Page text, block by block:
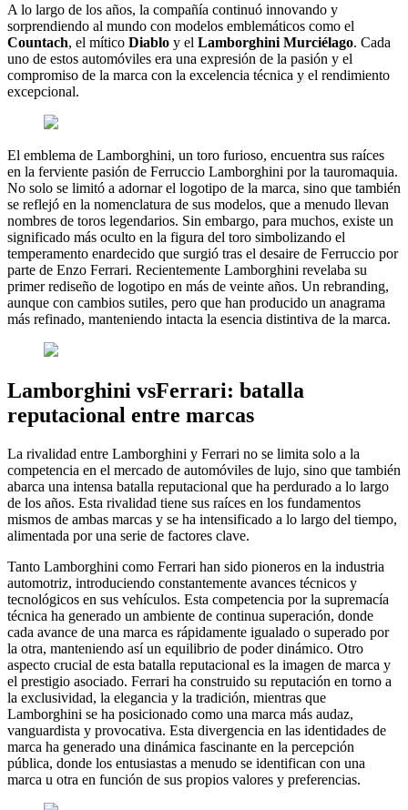
A lo largo de los años, la compañía continuó innovando y
sorprendiendo al mundo con modelos emblemáticos como el
Countach, el mítico Diablo y el Lamborghini Murciélago. Cada
uno de estos automóviles era una expresión de la pasión y el
compromiso de la marca con la excelencia técnica y el rendimiento
excepcional.
El emblema de Lamborghini, un toro furioso, encuentra sus raíces
en la ferviente pasión de Ferruccio Lamborghini por la tauromaquia.
No solo se limitó a adornar el logotipo de la marca, sino que también
se reflejó en la nomenclatura de sus modelos, que a menudo llevan
nombres de toros legendarios. Sin embargo, para muchos, existe un
significado más oculto en la figura del toro simbolizando el
temperamento enardecido que surgió tras el desaire de Ferruccio por
parte de Enzo Ferrari. Recientemente Lamborghini revelaba su
primer rediseño de logotipo en más de veinte años. Un rebranding,
aunque con cambios sutiles, pero que han producido un anagrama
más refinado, manteniendo intacta la esencia distintiva de la marca.
Lamborghini vsFerrari: batalla
reputacional entre marcas
La rivalidad entre Lamborghini y Ferrari no se limita solo a la
competencia en el mercado de automóviles de lujo, sino que también
abarca una intensa batalla reputacional que ha perdurado a lo largo
de los años. Esta rivalidad tiene sus raíces en los fundamentos
mismos de ambas marcas y se ha intensificado a lo largo del tiempo,
alimentada por una serie de factores clave.
Tanto Lamborghini como Ferrari han sido pioneros en la industria
automotriz, introduciendo constantemente avances técnicos y
tecnológicos en sus vehículos. Esta competencia por la supremacía
técnica ha generado un ambiente de continua superación, donde
cada avance de una marca es rápidamente igualado o superado por
la otra, manteniendo así un equilibrio de poder dinámico. Otro
aspecto crucial de esta batalla reputacional es la imagen de marca y
el prestigio asociado. Ferrari ha construido su reputación en torno a
la exclusividad, la elegancia y la tradición, mientras que
Lamborghini se ha posicionado como una marca más audaz,
vanguardista y provocativa. Esta divergencia en las identidades de
marca ha generado una dinámica fascinante en la percepción
pública, donde los entusiastas a menudo se identifican con una
marca u otra en función de sus propios valores y preferencias.